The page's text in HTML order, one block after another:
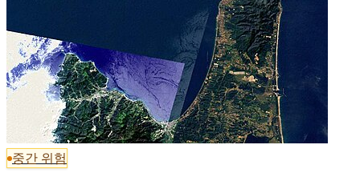
중간 위험